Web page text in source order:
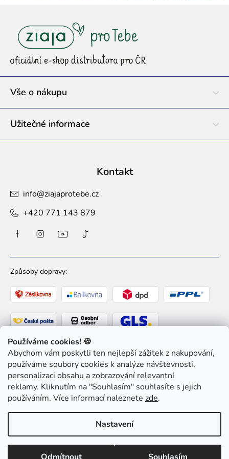
Používáme cookies! 🍪
Abychom vám poskytli ten nejlepší zážitek z nakupování,
používáme soubory cookies k analýze návštěvnosti,
personalizaci obsahu a zobrazování relevantní
reklamy. Kliknutím na "Souhlasím" souhlasíte s jejich
používáním. Více informací naleznete zde.
Nastavení
t
Vše o nákupu
Užitečné informace
Kontakt
info@ziajaprotebe.cz
+420 771 143 879
Způsoby dopravy:
Způsoby platby:
Ziaja pro Tebe
Upravit nastavení cookies